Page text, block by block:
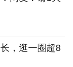
，逛一圈超8